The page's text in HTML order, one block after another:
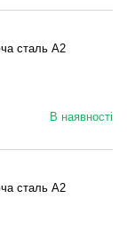
сталь A2
В наявності
сталь A2